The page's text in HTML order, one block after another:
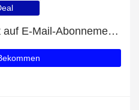
Erhalten Sie 5% Rabatt auf E-Mail-Abonnements